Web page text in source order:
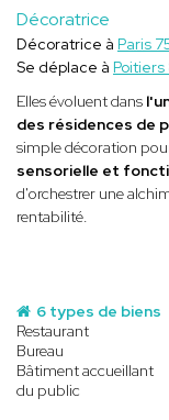
Décoratrice
Décoratrice à Paris
Se déplace à
Elles évoluent dans
des résidences de
simple décoration
sensorielle et
d'orchestrer une
rentabilité.
6 types de biens
Restaurant
Bureau
Bâtiment accueillant
du public